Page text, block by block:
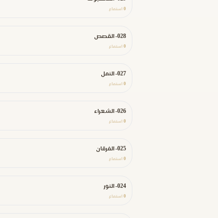
0 استماع
028- القصص
0 استماع
027- النمل
0 استماع
026- الشعراء
0 استماع
025- الفرقان
0 استماع
024- النور
0 استماع